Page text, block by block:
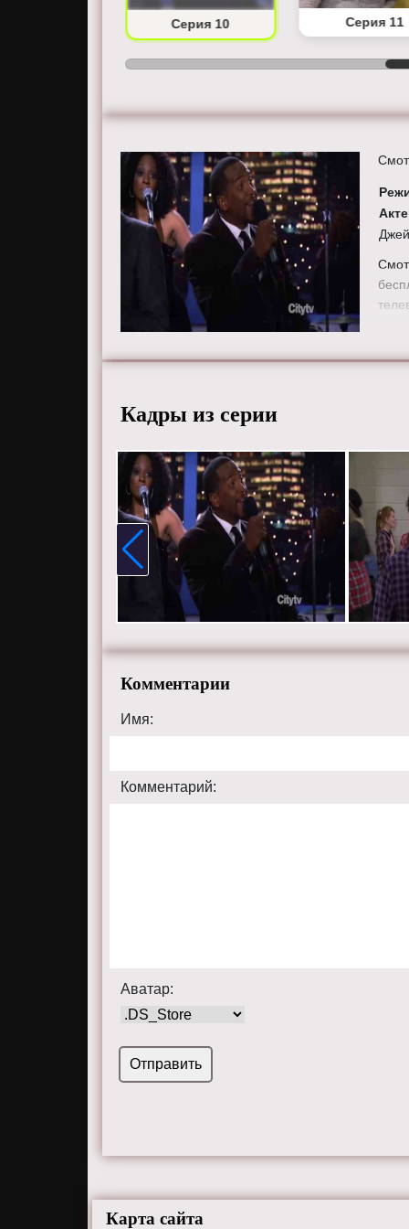
Серия 10 Серия 11
Кадры из серии
Комментарии
Имя:
Комментарий:
Аватар:
Карта сайта